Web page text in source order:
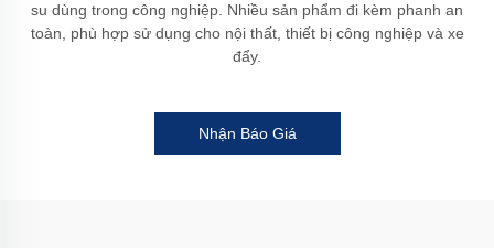
su dùng trong công nghiệp. Nhiều sản phẩm đi kèm phanh an
toàn, phù hợp sử dụng cho nội thất, thiết bị công nghiệp và xe
đẩy.
Nhận Báo Giá